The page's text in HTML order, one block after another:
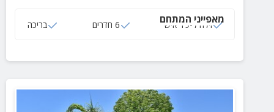
מאפייני המתחם
וילה ל-19 איש 6 חדרים בריכה